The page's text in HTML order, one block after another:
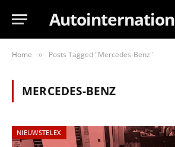
Home » Posts Tagged "Mercedes-Benz"
MERCEDES-BENZ
NIEUWSTELEX